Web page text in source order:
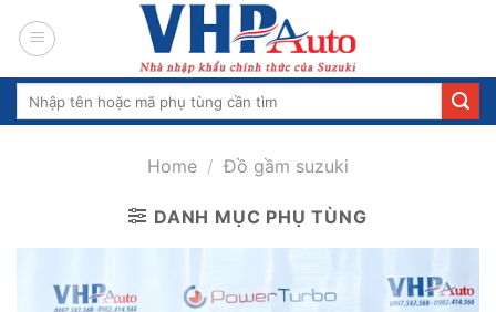
Search
Home / Đồ gầm suzuki
DANH MỤC PHỤ TÙNG